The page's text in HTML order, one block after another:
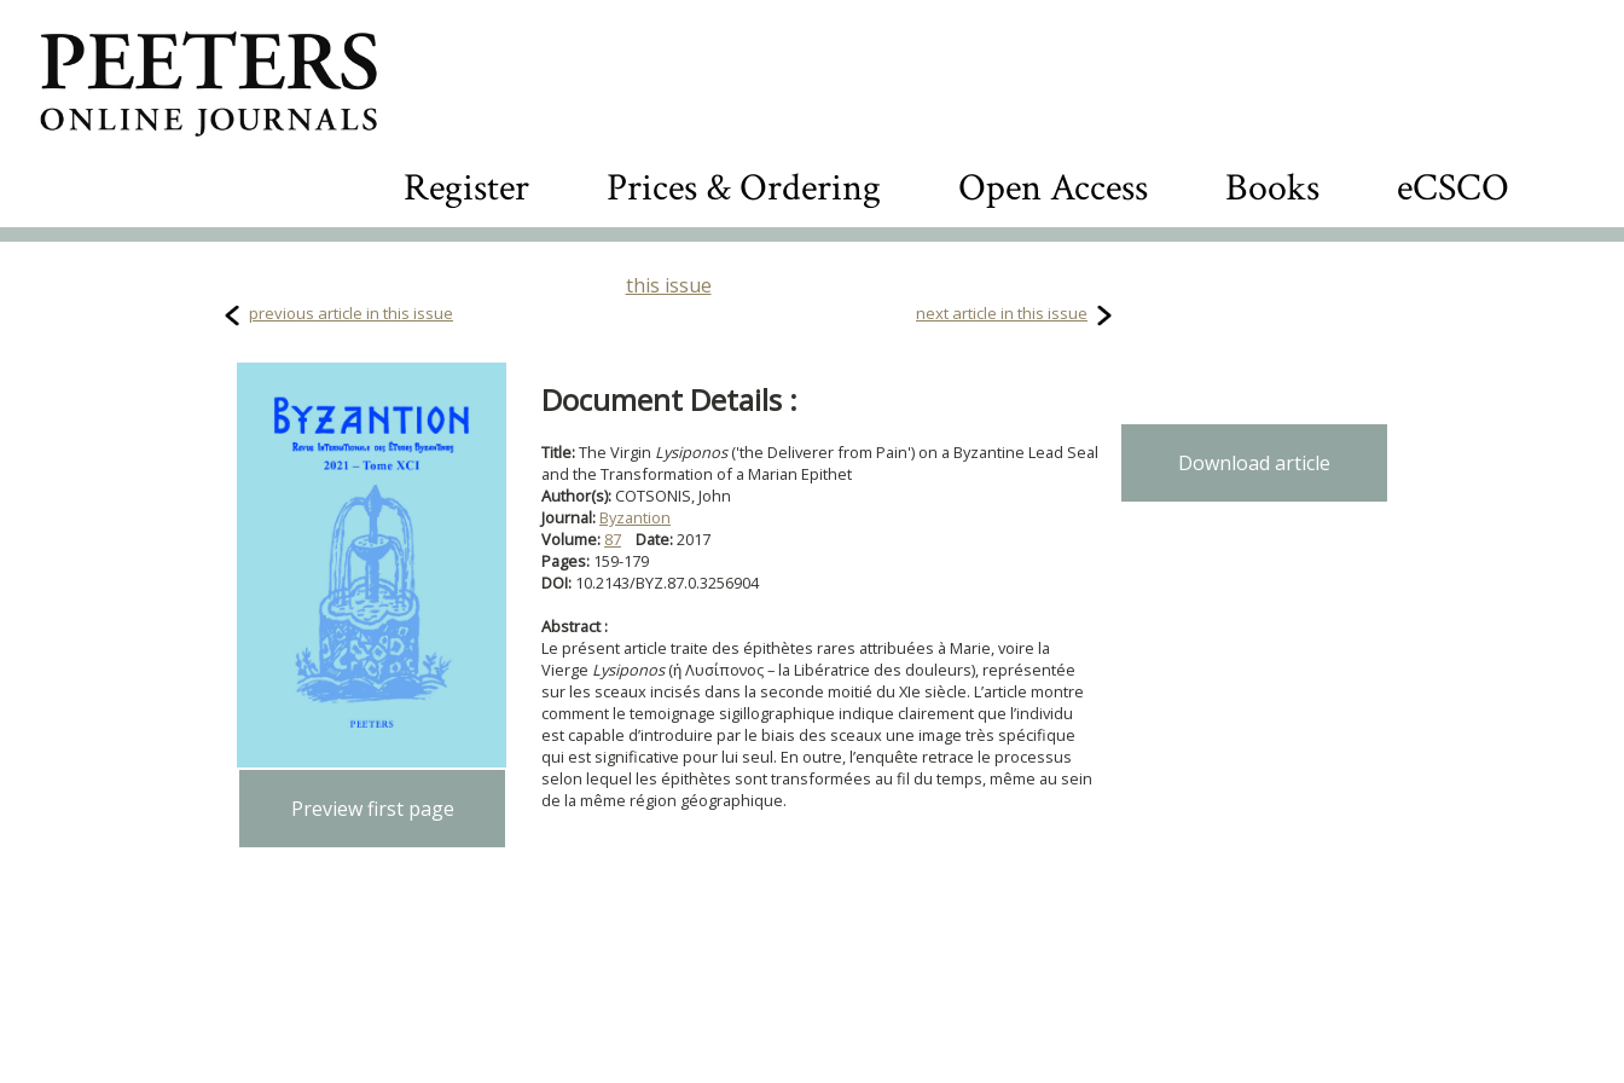
Register Prices & Ordering Open Access Books eCSCO
this issue
previous article in this issue next article in this issue
Preview first page
Document Details :
Title:The Virgin Lysiponos('the Deliverer from Pain') on a Byzantine Lead Seal
and the Transformation of a Marian Epithet
Author(s): COTSONIS, John
Journal: Byzantion
Volume: 87 Date:2017
Pages: 159-179
DOI: 10.2143/BYZ.87.0.3256904
Abstract :
Le présent article traite des épithètes rares attribuées à Marie, voire la
Vierge Lysiponos(ἡ Λυσίπονος – la Libératrice des douleurs), représentée
sur les sceaux incisés dans la seconde moitié du XIe siècle. L’article montre
comment le temoignage sigillographique indique clairement que l’individu
est capable d’introduire par le biais des sceaux une image très spécifique
qui est significative pour lui seul. En outre, l’enquête retrace le processus
selon lequel les épithètes sont transformées au fil du temps, même au sein
de la même région géographique.
Download article